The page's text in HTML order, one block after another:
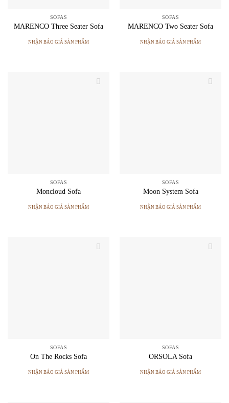
SOFAS
MARENCO Three Seater Sofa
NHẬN BÁO GIÁ SẢN PHẨM
SOFAS
MARENCO Two Seater Sofa
NHẬN BÁO GIÁ SẢN PHẨM
SOFAS
Moncloud Sofa
NHẬN BÁO GIÁ SẢN PHẨM
SOFAS
Moon System Sofa
NHẬN BÁO GIÁ SẢN PHẨM
SOFAS
On The Rocks Sofa
NHẬN BÁO GIÁ SẢN PHẨM
SOFAS
ORSOLA Sofa
NHẬN BÁO GIÁ SẢN PHẨM